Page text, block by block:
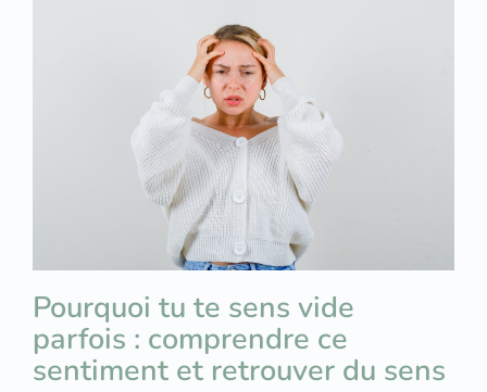
Pourquoi tu te sens vide
parfois : comprendre ce
sentiment et retrouver du sens